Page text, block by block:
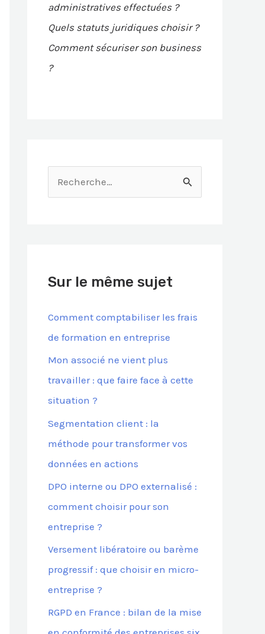
administratives effectuées ?
Quels statuts juridiques choisir ?
Comment sécuriser son business
?
r
r
:
Sur le même sujet
Comment comptabiliser les frais
de formation en entreprise
Mon associé ne vient plus
travailler : que faire face à cette
situation ?
Segmentation client : la
méthode pour transformer vos
données en actions
DPO interne ou DPO externalisé :
comment choisir pour son
entreprise ?
Versement libératoire ou barème
progressif : que choisir en micro-
entreprise ?
RGPD en France : bilan de la mise